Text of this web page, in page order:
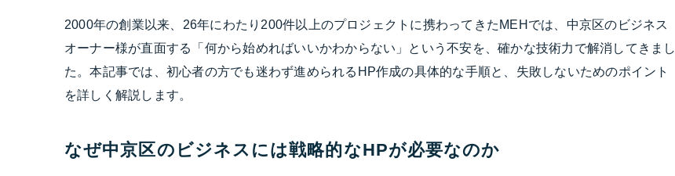
2000年の創業以来、26年にわたり200件以上のプロジェクトに携わってきたMEHでは、中京区のビジネス
オーナー様が直面する「何から始めればいいかわからない」という不安を、確かな技術力で解消してきまし
た。本記事では、初心者の方でも迷わず進められるHP作成の具体的な手順と、失敗しないためのポイント
を詳しく解説します。
なぜ中京区のビジネスには戦略的なHPが必要なのか